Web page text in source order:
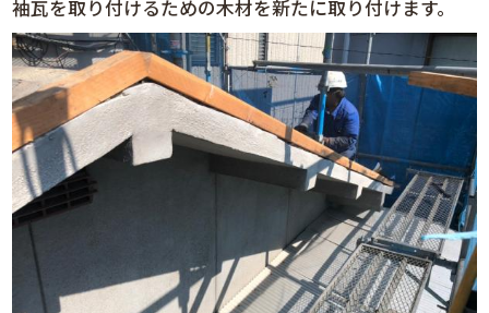
袖瓦を取り付けるための木材を新たに取り付けます。